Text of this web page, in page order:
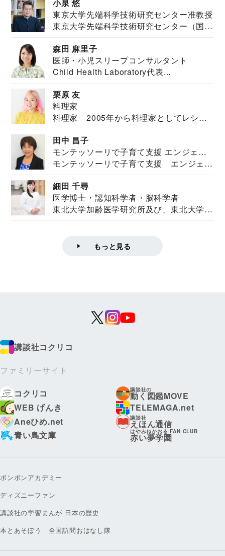
小泉 悠
東京大学先端科学技術研究センター准教授
東京大学先端科学技術研究センター（国際
森田 麻里子
医師・小児スリープコンサルタント
Child Health Laboratory代表...
栗原 友
料理家
料理家 2005年から料理家としてレシピ
田中 昌子
モンテッソーリで子育て支援 エンジェル
ズハウス研究所所長
モンテッソーリで子育て支援 エンジェル
細田 千尋
医学博士・認知科学者・脳科学者
東北大学加齢医学研究所及び、東北大学大
もっと見る
講談社コクリコ
ファミリーサイト
コクリコ
講談社の
動く図鑑MOVE
WEB げんき
TELEMAGA.net
Aneひめ.net
講談社
えほん通信
青い鳥文庫
はやみねかおる FAN CLUB
赤い夢学園
ボンボンアカデミー
ディズニーファン
講談社の学習まんが 日本の歴史
本とあそぼう 全国訪問おはなし隊